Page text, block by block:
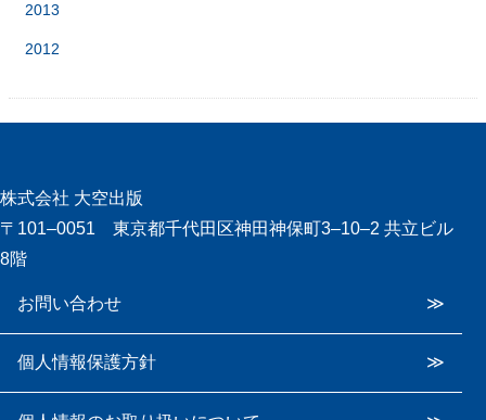
2013
2012
株式会社 大空出版
〒101‒0051 東京都千代田区神田神保町3‒10‒2 共立ビル
8階
お問い合わせ
個人情報保護方針